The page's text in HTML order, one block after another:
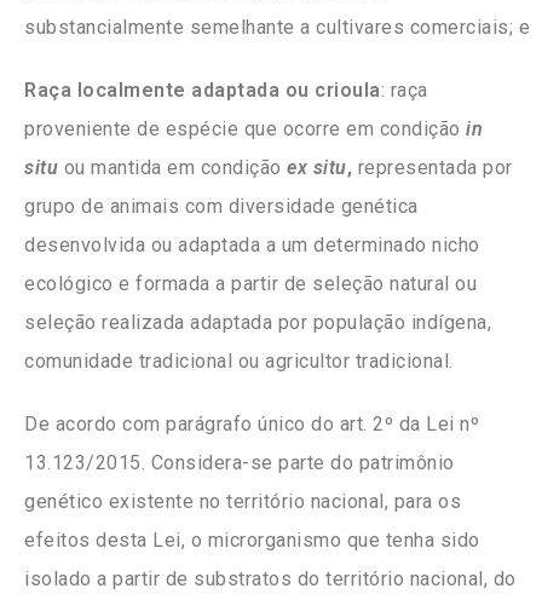
substancialmente semelhante a cultivares comerciais; e
Raça localmente adaptada ou crioula: raça
proveniente de espécie que ocorre em condição in
situ ou mantida em condição ex situ, representada por
grupo de animais com diversidade genética
desenvolvida ou adaptada a um determinado nicho
ecológico e formada a partir de seleção natural ou
seleção realizada adaptada por população indígena,
comunidade tradicional ou agricultor tradicional.
De acordo com parágrafo único do art. 2º da Lei nº
13.123/2015. Considera-se parte do patrimônio
genético existente no território nacional, para os
efeitos desta Lei, o microrganismo que tenha sido
isolado a partir de substratos do território nacional, do